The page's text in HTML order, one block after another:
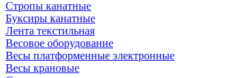
Стропы канатные
Буксиры канатные
Лента текстильная
Весовое оборудование
Весы платформенные электронные
Весы крановые